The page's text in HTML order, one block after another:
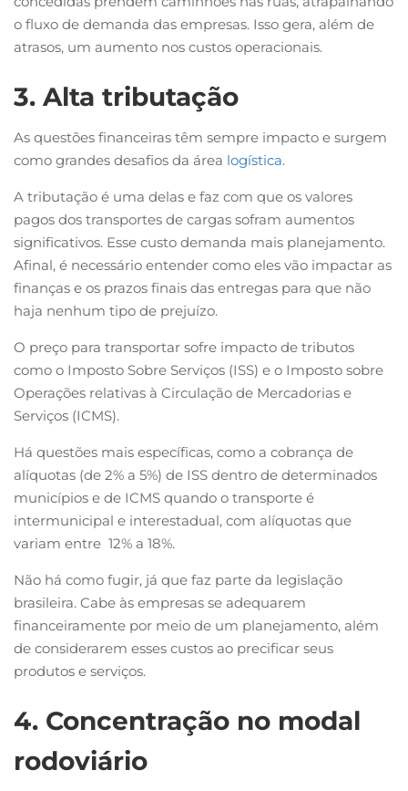
o fluxo de demanda das empresas. Isso gera, além de
atrasos, um aumento nos custos operacionais.
3. Alta tributação
As questões financeiras têm sempre impacto e surgem
como grandes desafios da área logística.
A tributação é uma delas e faz com que os valores
pagos dos transportes de cargas sofram aumentos
significativos. Esse custo demanda mais planejamento.
Afinal, é necessário entender como eles vão impactar as
finanças e os prazos finais das entregas para que não
haja nenhum tipo de prejuízo.
O preço para transportar sofre impacto de tributos
como o Imposto Sobre Serviços (ISS) e o Imposto sobre
Operações relativas à Circulação de Mercadorias e
Serviços (ICMS).
Há questões mais específicas, como a cobrança de
alíquotas (de 2% a 5%) de ISS dentro de determinados
municípios e de ICMS quando o transporte é
intermunicipal e interestadual, com alíquotas que
variam entre 12% a 18%.
Não há como fugir, já que faz parte da legislação
brasileira. Cabe às empresas se adequarem
financeiramente por meio de um planejamento, além
de considerarem esses custos ao precificar seus
produtos e serviços.
4. Concentração no modal
rodoviário